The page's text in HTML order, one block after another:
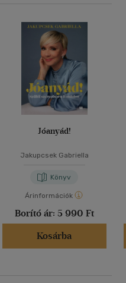
Jóanyád!
Jakupcsek Gabriella
Könyv
Árinformációk
Borító ár: 5 990 Ft
Kosárba